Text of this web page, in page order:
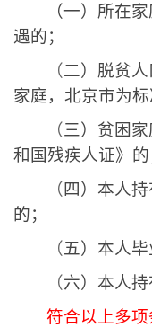
（一）所在
遇的；
（二）脱贫
家庭，北京市为
（三）贫困
和国残疾人证》的
（ 四）本人
的；
（五）本人
（六）本人持
符合以上多